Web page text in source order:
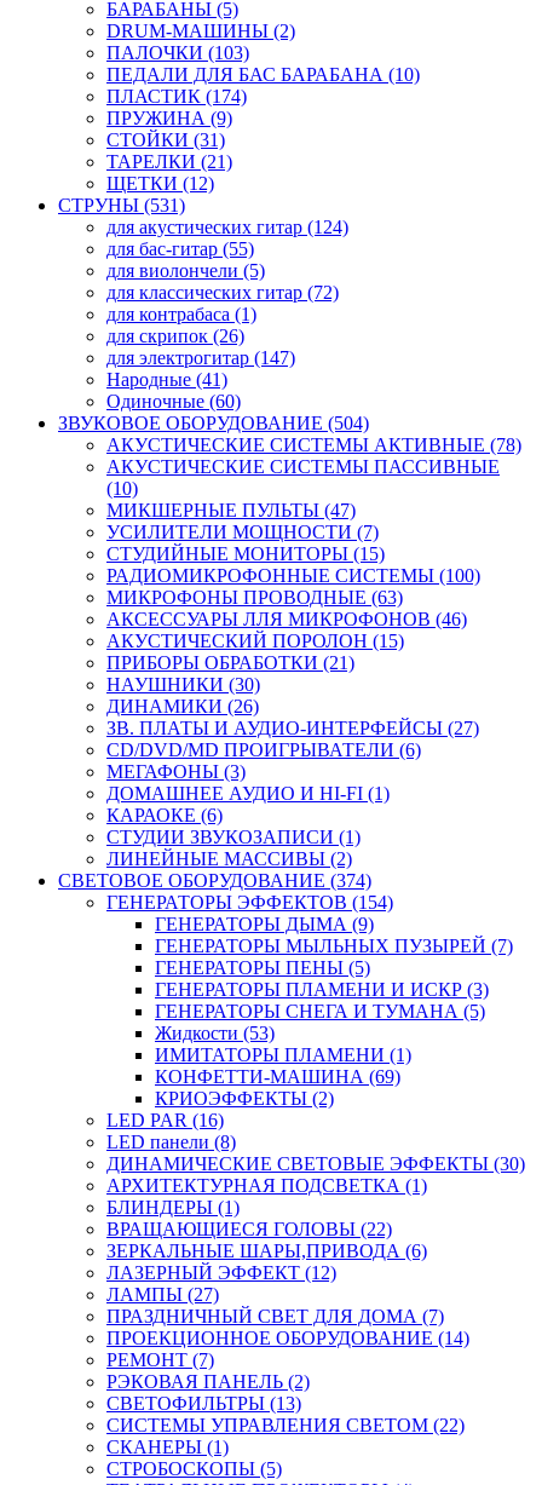
БАРАБАНЫ (5)
DRUM-МАШИНЫ (2)
ПАЛОЧКИ (103)
ПЕДАЛИ ДЛЯ БАС БАРАБАНА (10)
ПЛАСТИК (174)
ПРУЖИНА (9)
СТОЙКИ (31)
ТАРЕЛКИ (21)
ЩЕТКИ (12)
СТРУНЫ (531)
для акустических гитар (124)
для бас-гитар (55)
для виолончели (5)
для классических гитар (72)
для контрабаса (1)
для скрипок (26)
для электрогитар (147)
Народные (41)
Одиночные (60)
ЗВУКОВОЕ ОБОРУДОВАНИЕ (504)
АКУСТИЧЕСКИЕ СИСТЕМЫ АКТИВНЫЕ (78)
АКУСТИЧЕСКИЕ СИСТЕМЫ ПАССИВНЫЕ
(10)
МИКШЕРНЫЕ ПУЛЬТЫ (47)
УСИЛИТЕЛИ МОЩНОСТИ (7)
СТУДИЙНЫЕ МОНИТОРЫ (15)
РАДИОМИКРОФОННЫЕ СИСТЕМЫ (100)
МИКРОФОНЫ ПРОВОДНЫЕ (63)
АКСЕССУАРЫ ЛЛЯ МИКРОФОНОВ (46)
АКУСТИЧЕСКИЙ ПОРОЛОН (15)
ПРИБОРЫ ОБРАБОТКИ (21)
НАУШНИКИ (30)
ДИНАМИКИ (26)
ЗВ. ПЛАТЫ И АУДИО-ИНТЕРФЕЙСЫ (27)
CD/DVD/MD ПРОИГРЫВАТЕЛИ (6)
МЕГАФОНЫ (3)
ДОМАШНЕЕ АУДИО И HI-FI (1)
КАРАОКЕ (6)
СТУДИИ ЗВУКОЗАПИСИ (1)
ЛИНЕЙНЫЕ МАССИВЫ (2)
СВЕТОВОЕ ОБОРУДОВАНИЕ (374)
ГЕНЕРАТОРЫ ЭФФЕКТОВ (154)
ГЕНЕРАТОРЫ ДЫМА (9)
ГЕНЕРАТОРЫ МЫЛЬНЫХ ПУЗЫРЕЙ (7)
ГЕНЕРАТОРЫ ПЕНЫ (5)
ГЕНЕРАТОРЫ ПЛАМЕНИ И ИСКР (3)
ГЕНЕРАТОРЫ СНЕГА И ТУМАНА (5)
Жидкости (53)
ИМИТАТОРЫ ПЛАМЕНИ (1)
КОНФЕТТИ-МАШИНА (69)
КРИОЭФФЕКТЫ (2)
LED PAR (16)
LED панели (8)
ДИНАМИЧЕСКИЕ СВЕТОВЫЕ ЭФФЕКТЫ (30)
АРХИТЕКТУРНАЯ ПОДСВЕТКА (1)
БЛИНДЕРЫ (1)
ВРАЩАЮЩИЕСЯ ГОЛОВЫ (22)
ЗЕРКАЛЬНЫЕ ШАРЫ,ПРИВОДА (6)
ЛАЗЕРНЫЙ ЭФФЕКТ (12)
ЛАМПЫ (27)
ПРАЗДНИЧНЫЙ СВЕТ ДЛЯ ДОМА (7)
ПРОЕКЦИОННОЕ ОБОРУДОВАНИЕ (14)
РЕМОНТ (7)
РЭКОВАЯ ПАНЕЛЬ (2)
СВЕТОФИЛЬТРЫ (13)
СИСТЕМЫ УПРАВЛЕНИЯ СВЕТОМ (22)
СКАНЕРЫ (1)
СТРОБОСКОПЫ (5)